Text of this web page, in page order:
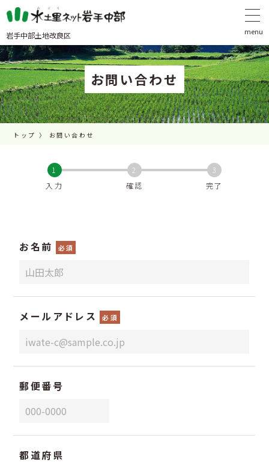
岩手中部土地改良区
お問い合わせ
トップ お問い合わせ
1
入力
2
確認
3
完了
お名前 必須
メールアドレス 必須
郵便番号
都道府県